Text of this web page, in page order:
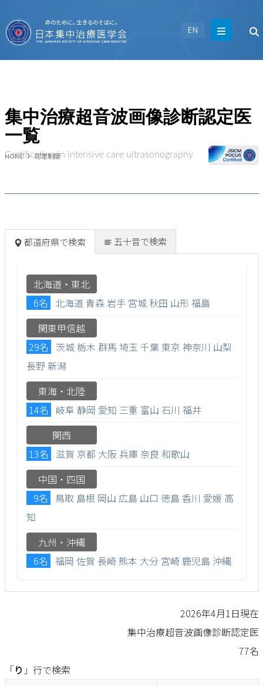
EN
HOME 認定制度
集中治療超音波画像診断認定医
一覧
Certification in intensive care ultrasonography
都道府県で検索 五十音で検索
北海道・東北
6名 北海道 青森岩手 宮城 秋田 山形福島
関東甲信越
29名
茨城栃木 群馬 埼玉 千葉 東京 神奈川 山梨
長野新潟
東海・北陸
14名
岐阜 静岡 愛知 三重 富山 石川 福井
関西
13名 滋賀 京都 大阪 兵庫 奈良 和歌山
中国・四国
9名
鳥取 島根 岡山 広島 山口 徳島 香川 愛媛 高
知
九州・沖縄
6名 福岡 佐賀 長崎熊本 大分 宮崎 鹿児島 沖縄
2026年4月1日現在
集中治療超音波画像診断認定医
77名
「り 」行で検索